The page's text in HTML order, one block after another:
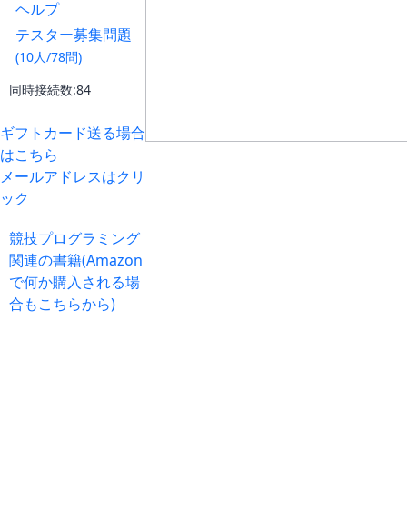
ヘルプ
テスター募集問題
(10人/78問)
同時接続数:84
ギフトカード送る場合
はこちら
メールアドレスはクリ
ック
競技プログラミング
関連の書籍(Amazon
で何か購入される場
合もこちらから)